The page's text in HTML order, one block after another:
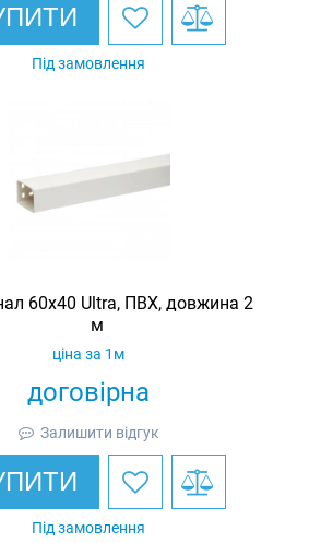
Під замовлення
60х40 Ultra, ПВХ, довжина 2
м
договірна
ціна за 1м
Залишити відгук
Під замовлення